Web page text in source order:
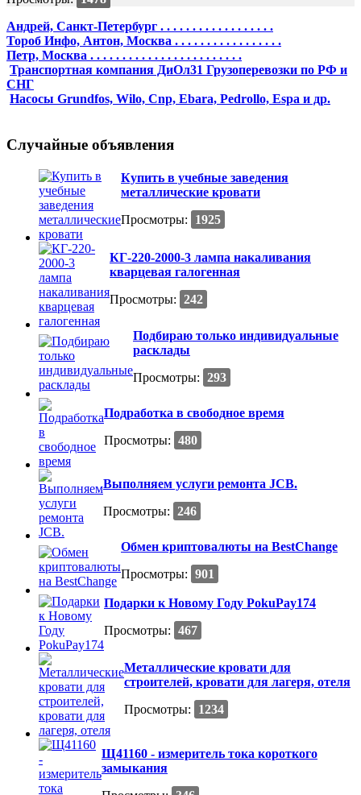
Андрей, Санкт-Петербург . . . . . . . . . . . . . . . . . .
Тороб Инфо, Антон, Москва . . . . . . . . . . . . . . . . .
Петр, Москва . . . . . . . . . . . . . . . . . . . . . . . .
Транспортная компания ДиОл31 Грузоперевозки по РФ и
СНГ
Насосы Grundfos, Wilo, Cnp, Ebara, Pedrollo, Espa и др.
Случайные объявления
Купить в учебные заведения
металлические кровати
Просмотры:
1925
КГ-220-2000-3 лампа накаливания
кварцевая галогенная
Просмотры: 242
Подбираю только индивидуальные
расклады
Просмотры: 293
Подработка в свободное время
Просмотры: 480
Выполняем услуги ремонта JCB.
Просмотры: 246
Обмен криптовалюты на BestChange
Просмотры: 901
Подарки к Новому Году PokuPay174
Просмотры: 467
Металлические кровати для
строителей, кровати для лагеря, отеля
Просмотры:
1234
Щ41160 - измеритель тока короткого
замыкания